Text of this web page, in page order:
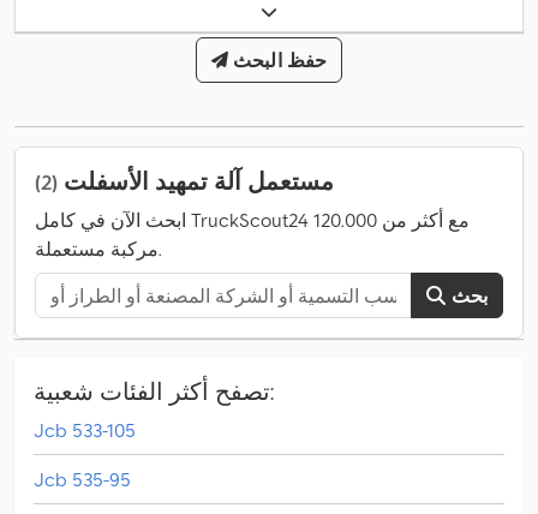
حفظ البحث
مستعمل آلة تمهيد الأسفلت (2)
ابحث الآن في كامل TruckScout24 مع أكثر من 120.000
مركبة مستعملة.
بحث
تصفح أكثر الفئات شعبية:
Jcb 533-105
Jcb 535-95